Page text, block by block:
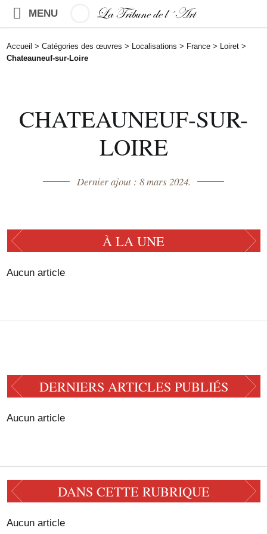
MENU
Accueil > Catégories des œuvres > Localisations > France > Loiret >
Chateauneuf-sur-Loire
CHATEAUNEUF-SUR-
LOIRE
Dernier ajout : 8 mars 2024.
À LA UNE
Aucun article
DERNIERS ARTICLES PUBLIÉS
Aucun article
DANS CETTE RUBRIQUE
Aucun article